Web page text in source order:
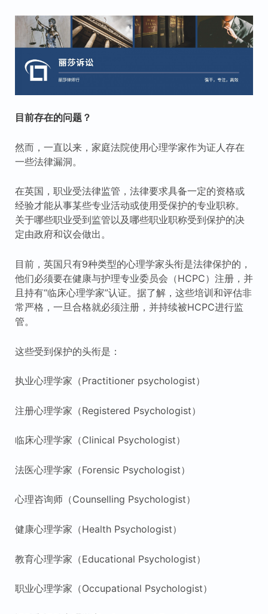
目前存在的问题？
然而，一直以来，家庭法院使用心理学家作为证人存在
一些法律漏洞。
在英国，职业受法律监管，法律要求具备一定的资格或
经验才能从事某些专业活动或使用受保护的专业职称。
关于哪些职业受到监管以及哪些职业职称受到保护的决
定由政府和议会做出。
目前，英国只有9种类型的心理学家头衔是法律保护的，
他们必须要在健康与护理专业委员会（HCPC）注册，并
且持有“临床心理学家”认证。据了解，这些培训和评估非
常严格，一旦合格就必须注册，并持续被HCPC进行监
管。
这些受到保护的头衔是：
执业心理学家（Practitioner psychologist）
注册心理学家（Registered Psychologist）
临床心理学家（Clinical Psychologist）
法医心理学家（Forensic Psychologist）
心理咨询师（Counselling Psychologist）
健康心理学家（Health Psychologist）
教育心理学家（Educational Psychologist）
职业心理学家（Occupational Psychologist）